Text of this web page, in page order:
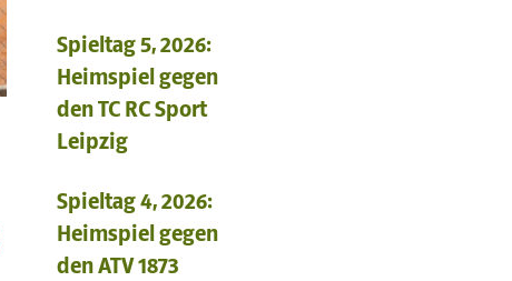
Spieltag 5, 2026:
Heimspiel gegen
den TC RC Sport
Leipzig
Spieltag 4, 2026:
Heimspiel gegen
den ATV 1873